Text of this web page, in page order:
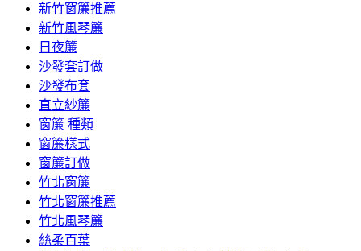
新竹窗簾推薦
新竹風琴簾
日夜簾
沙發套訂做
沙發布套
直立紗簾
窗簾 種類
窗簾樣式
窗簾訂做
竹北窗簾
竹北窗簾推薦
竹北風琴簾
絲柔百葉